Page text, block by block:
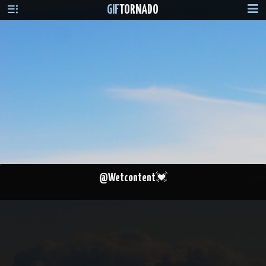
GIF TORNADO
@Wetcontent💓